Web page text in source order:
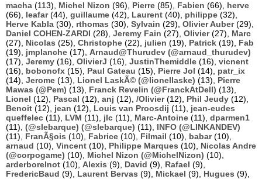
macha (113), Michel Nizon (96), Pierre (85), Fabien (66), herve
(66), leafar(44), guillaume (42), Laurent (40), philippe (32),
Herve Kabla (30), rthomas (30), Sylvain (29), Olivier Auber(29),
Daniel COHEN-ZARDI (28), Jeremy Fain (27), Olivier(27), Marc
(27), Nicolas (25), Christophe (22), julien (19), Patrick (19), Fab
(19), jmplanche (17), Arnaud@Thurudev (@arnaud_thurudev)
(17), Jeremy (16), OlivierJ (16), JustinThemiddle (16), vicnent
(16), bobonofx (15), Paul Gateau (15), Pierre Jol (14), patr_ix
(14), Jerome (13), Lionel LaskÃ© (@lionellaske) (13), Pierre
Mawas (@Pem) (13), Franck Revelin (@FranckAtDell) (13),
Lionel (12), Pascal (12), anj (12), /Olivier(12), Phil Jeudy (12),
Benoit (12), jean (12), Louis van Proosdij (11), jean-eudes
queffelec (11), LVM (11), jlc (11), Marc-Antoine (11), dparmen1
(11), (@slebarque) (@slebarque) (11), INFO (@LINKANDEV)
(11), FranÃ§ois (10), Fabrice (10), Filmail (10), babar(10),
arnaud (10), Vincent (10), Philippe Marques (10), Nicolas Andre
(@corpogame) (10), Michel Nizon (@MichelNizon) (10),
arderborelnot (10), Alexis (9), David (9), Rafael (9),
FredericBaud (9), Laurent Bervas (9), Mickael (9), Hugues (9),